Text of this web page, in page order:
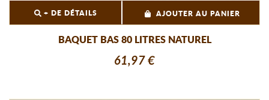
+ DE DÉTAILS AJOUTER AU PANIER
BAQUET BAS 80 LITRES NATUREL
61,97 €